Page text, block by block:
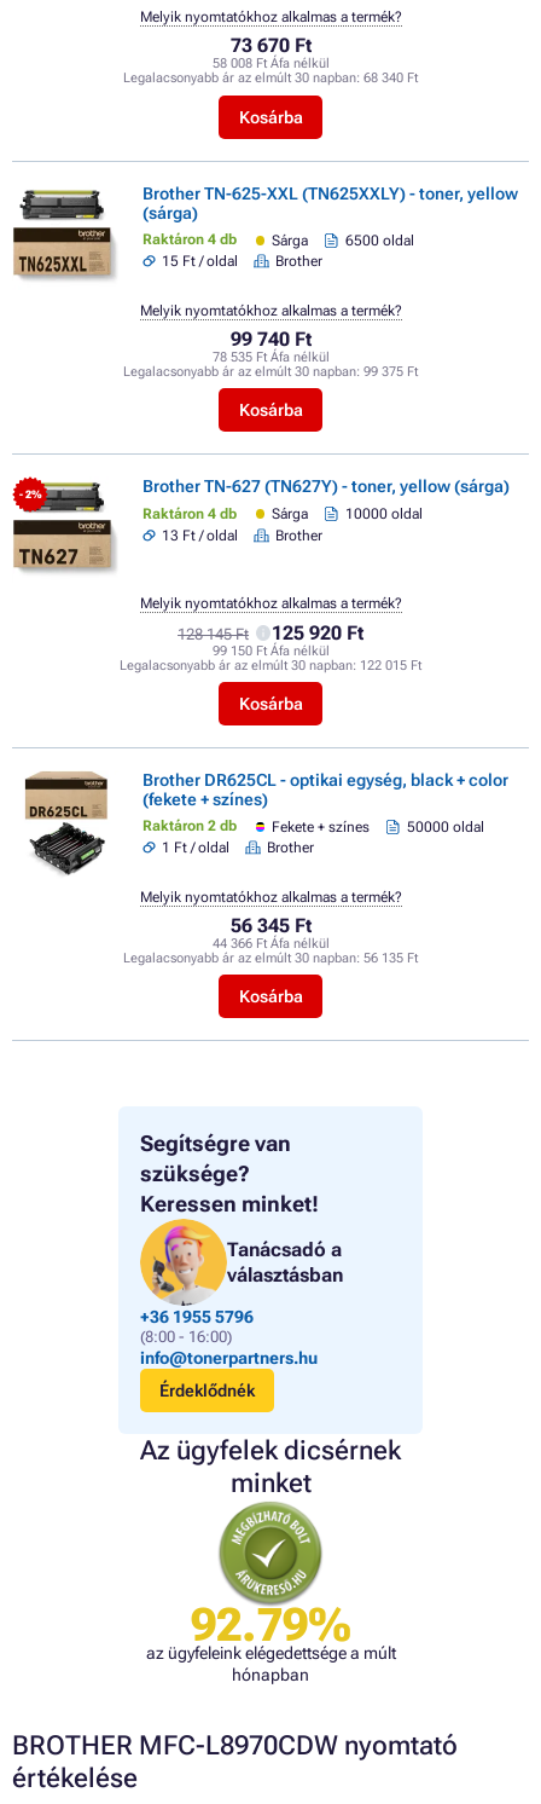
Segítségre van
szüksége?
Keressen minket!
Tanácsadó a
választásban
+36 1955 5796
(8:00 - 16:00)
info@tonerpartners.hu
Érdeklődnék
Az ügyfelek dicsérnek
minket
92.79%
az ügyfeleink elégedettsége a múlt
hónapban
73 670 Ft
58 008 Ft Áfa nélkül
Legalacsonyabb ár az elmúlt 30 napban: 68 340 Ft
Kosárba
Melyik nyomtatókhoz alkalmas a termék?
Brother TN-625-XXL (TN625XXLY) - toner, yellow
(sárga)
Raktáron 4 db Sárga
6500 oldal
15 Ft / oldal
Brother
99 740 Ft
78 535 Ft Áfa nélkül
Legalacsonyabb ár az elmúlt 30 napban: 99 375 Ft
Kosárba
Melyik nyomtatókhoz alkalmas a termék?
- 2% Brother TN-627 (TN627Y) - toner, yellow (sárga)
Raktáron 4 db Sárga
10000 oldal
13 Ft / oldal
Brother
128 145 Ft 125 920 Ft
99 150 Ft Áfa nélkül
Legalacsonyabb ár az elmúlt 30 napban: 122 015 Ft
Kosárba
Melyik nyomtatókhoz alkalmas a termék?
Brother DR625CL - optikai egység, black + color
(fekete + színes)
Raktáron 2 db Fekete + színes
50000 oldal
1 Ft / oldal
Brother
56 345 Ft
44 366 Ft Áfa nélkül
Legalacsonyabb ár az elmúlt 30 napban: 56 135 Ft
Kosárba
Melyik nyomtatókhoz alkalmas a termék?
BROTHER MFC-L8970CDW nyomtató
értékelése